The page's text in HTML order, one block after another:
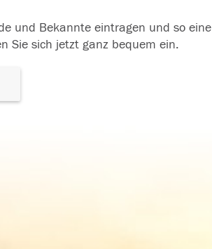
und Bekannte eintragen und so eine
Sie sich jetzt ganz bequem ein.